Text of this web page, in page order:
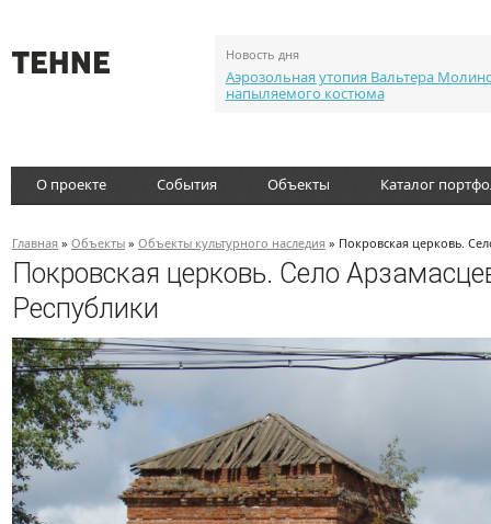
Новость дня
Аэрозольная утопия Вальтера
напыляемого костюма
О проекте События Объекты Каталог
Главная » Объекты » Объекты культурного наследия » Покровская церковь.
Покровская церковь. Село
Республики